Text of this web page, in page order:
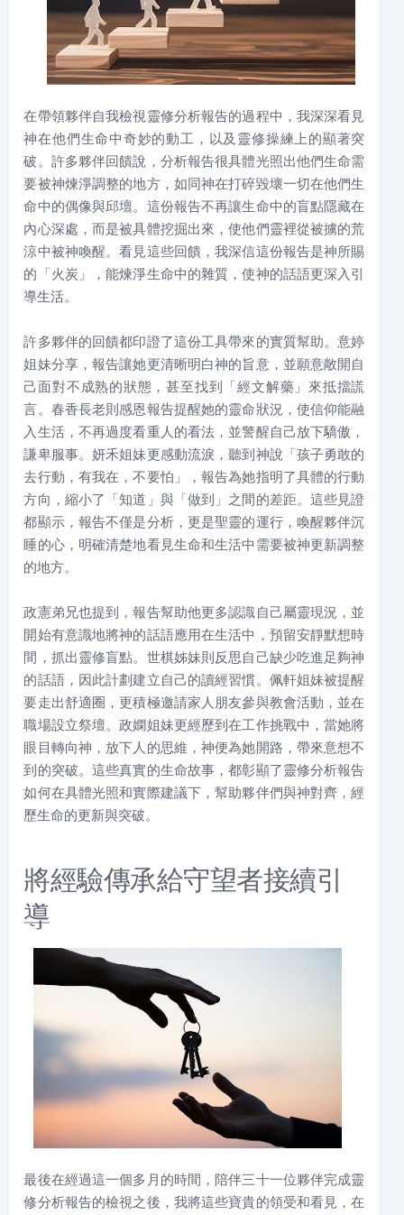
在帶領夥伴自我檢視靈修分析報告的過程中，我深深看見
神在他們生命中奇妙的動工，以及靈修操練上的顯著突
破。許多夥伴回饋說，分析報告很具體光照出他們生命需
要被神煉淨調整的地方，如同神在打碎毀壞一切在他們生
命中的偶像與邱壇。這份報告不再讓生命中的盲點隱藏在
內心深處，而是被具體挖掘出來，使他們靈裡從被擄的荒
涼中被神喚醒。看見這些回饋，我深信這份報告是神所賜
的「火炭」，能煉淨生命中的雜質，使神的話語更深入引
導生活。
許多夥伴的回饋都印證了這份工具帶來的實質幫助。意婷
姐妹分享，報告讓她更清晰明白神的旨意，並願意敞開自
己面對不成熟的狀態，甚至找到「經文解藥」來抵擋謊
言。春香長老則感恩報告提醒她的靈命狀況，使信仰能融
入生活，不再過度看重人的看法，並警醒自己放下驕傲，
謙卑服事。妍禾姐妹更感動流淚，聽到神說「孩子勇敢的
去行動，有我在，不要怕」，報告為她指明了具體的行動
方向，縮小了「知道」與「做到」之間的差距。這些見證
都顯示，報告不僅是分析，更是聖靈的運行，喚醒夥伴沉
睡的心，明確清楚地看見生命和生活中需要被神更新調整
的地方。
政憲弟兄也提到，報告幫助他更多認識自己屬靈現況，並
開始有意識地將神的話語應用在生活中，預留安靜默想時
間，抓出靈修盲點。世棋姊妹則反思自己缺少吃進足夠神
的話語，因此計劃建立自己的讀經習慣。佩軒姐妹被提醒
要走出舒適圈，更積極邀請家人朋友參與教會活動，並在
職場設立祭壇。政嫻姐妹更經歷到在工作挑戰中，當她將
眼目轉向神，放下人的思維，神便為她開路，帶來意想不
到的突破。這些真實的生命故事，都彰顯了靈修分析報告
如何在具體光照和實際建議下，幫助夥伴們與神對齊，經
歷生命的更新與突破。
將經驗傳承給守望者接續引
導
最後在經過這一個多月的時間，陪伴三十一位夥伴完成靈
修分析報告的檢視之後，我將這些寶貴的領受和看見，在